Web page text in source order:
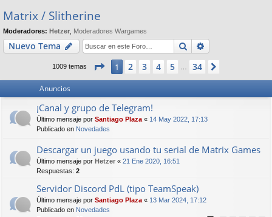
pi
do
s
Matrix / Slitherine
Moderadores: Hetzer Moderadores Wargames
Nuevo Tema Buscar
1009 temas Página de 34
1 2 3 4 5 34
Anuncios
¡Canal y grupo de Telegram!
Último mensaje por Santiago Plaza « 14 May 2022, 17:13
Publicado en Novedades
Descargar un juego usando tu serial de Matrix Games
Último mensaje por Hetzer « 21 Ene 2020, 16:51
Respuestas: 2
Servidor Discord PdL (tipo TeamSpeak)
Último mensaje por Santiago Plaza « 13 Mar 2024, 17:12
Publicado en Novedades